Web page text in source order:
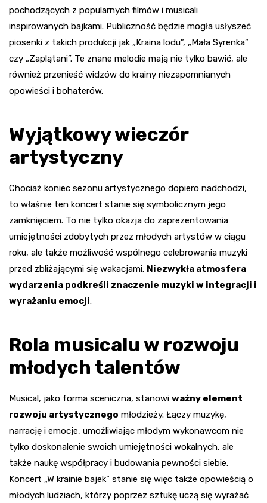
pochodzących z popularnych filmów i musicali
inspirowanych bajkami. Publiczność będzie mogła usłyszeć
piosenki z takich produkcji jak „Kraina lodu”, „Mała Syrenka”
czy „Zaplątani”. Te znane melodie mają nie tylko bawić, ale
również przenieść widzów do krainy niezapomnianych
opowieści i bohaterów.
Wyjątkowy wieczór
artystyczny
Chociaż koniec sezonu artystycznego dopiero nadchodzi,
to właśnie ten koncert stanie się symbolicznym jego
zamknięciem. To nie tylko okazja do zaprezentowania
umiejętności zdobytych przez młodych artystów w ciągu
roku, ale także możliwość wspólnego celebrowania muzyki
przed zbliżającymi się wakacjami. Niezwykła atmosfera
wydarzenia podkreśli znaczenie muzyki w integracji i
wyrażaniu emocji.
Rola musicalu w rozwoju
młodych talentów
Musical, jako forma sceniczna, stanowi ważny element
rozwoju artystycznego młodzieży. Łączy muzykę,
narrację i emocje, umożliwiając młodym wykonawcom nie
tylko doskonalenie swoich umiejętności wokalnych, ale
także naukę współpracy i budowania pewności siebie.
Koncert „W krainie bajek” stanie się więc także opowieścią o
młodych ludziach, którzy poprzez sztukę uczą się wyrażać